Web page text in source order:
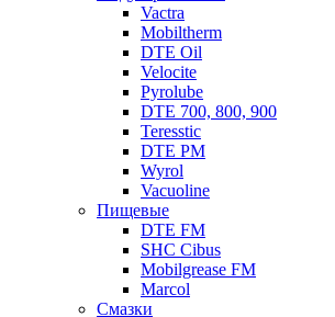
Vactra
Mobiltherm
DTE Oil
Velocite
Pyrolube
DTE 700, 800, 900
Teresstic
DTE PM
Wyrol
Vacuoline
Пищевые
DTE FM
SHC Cibus
Mobilgrease FM
Marcol
Смазки